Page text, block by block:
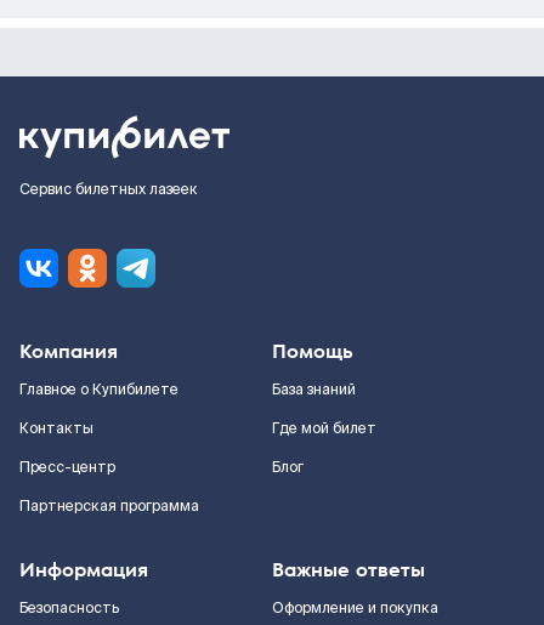
Сервис билетных лазеек
Компания
Главное о Купибилете
Контакты
Пресс-центр
Партнерская программа
Помощь
База знаний
Где мой билет
Блог
Информация
Безопасность
Важные ответы
Оформление и покупка